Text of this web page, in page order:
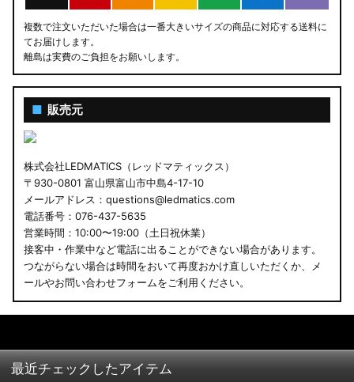
複数で注文いただいた場合は一番大きいサイズの商品に対応する送料に
てお届けします。
離島は実費のご負担をお願いします。
■ 販売元
株式会社LEDMATICS（レッドマティックス）
〒930-0801 富山県富山市中島4-17-10
メールアドレス：questions@ledmatics.com
電話番号：076-437-5635
営業時間：10:00〜19:00（土日祝休業）
接客中・作業中など電話に出ることができない場合があります。
つながらない場合は時間をおいて再度おかけ直しいただくか、メ
ールやお問い合わせフォームをご利用ください。
最近チェックしたアイテム